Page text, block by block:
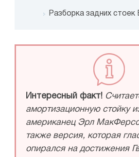
Разборка задних стоек
Интересный факт!
амортизационную стойку
американец Эрл
также версия, которая
опирался на достижения